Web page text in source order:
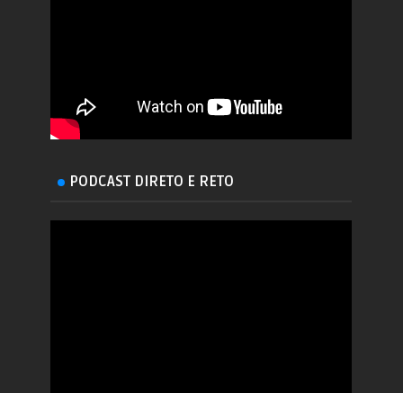
PODCAST DIRETO E RETO